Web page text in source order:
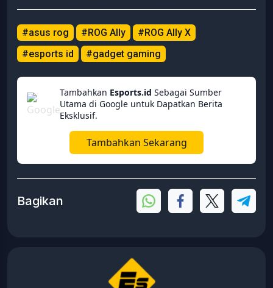
#asus rog #ROG Ally
#ROG Ally X
#esports id
#gadget gaming
Tambahkan Esports.id Sebagai Sumber
Utama di Google untuk Dapatkan Berita
Eksklusif.
Tambahkan Sekarang
Bagikan